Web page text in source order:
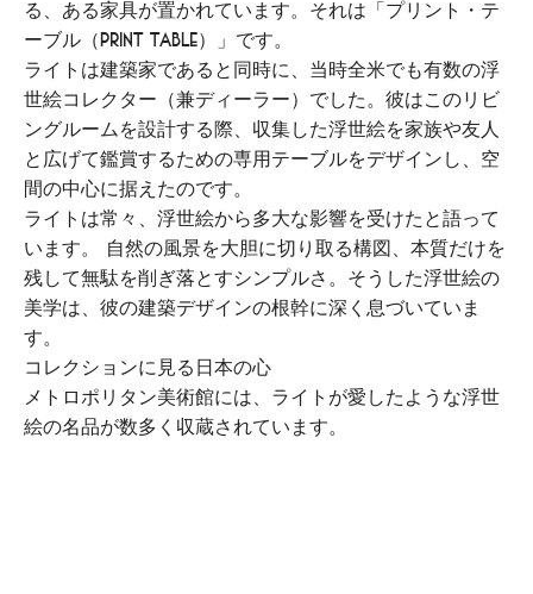
る、ある家具が置かれています。それは「プリント・テ
ーブル（Print Table）」です。
ライトは建築家であると同時に、当時全米でも有数の浮
世絵コレクター（兼ディーラー）でした。彼はこのリビ
ングルームを設計する際、収集した浮世絵を家族や友人
と広げて鑑賞するための専用テーブルをデザインし、空
間の中心に据えたのです。
ライトは常々、浮世絵から多大な影響を受けたと語って
います。 自然の風景を大胆に切り取る構図、本質だけを
残して無駄を削ぎ落とすシンプルさ。そうした浮世絵の
美学は、彼の建築デザインの根幹に深く息づいていま
す。
コレクションに見る日本の心
メトロポリタン美術館には、ライトが愛したような浮世
絵の名品が数多く収蔵されています。